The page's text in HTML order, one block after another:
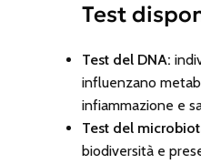
Test
Test del DNA:
influenzano
infiammazione e
Test del
biodiversità e